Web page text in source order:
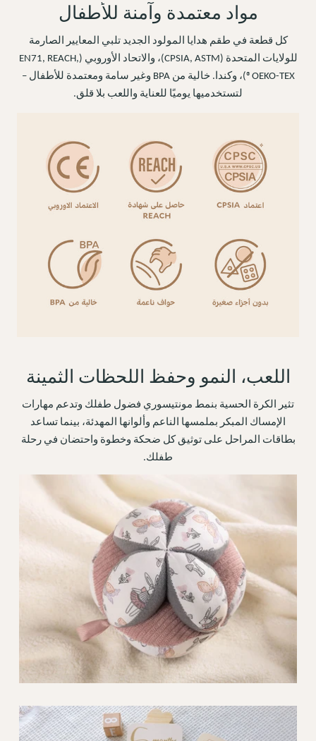
مواد معتمدة وآمنة للأطفال
كل قطعة في طقم هدايا المولود الجديد تلبي المعايير الصارمة
للولايات المتحدة (CPSIA, ASTM)، والاتحاد الأوروبي (EN71, REACH,
OEKO-TEX®)، وكندا. خالية من BPA وغير سامة ومعتمدة للأطفال –
لتستخدميها يوميًا للعناية واللعب بلا قلق.
اللعب، النمو وحفظ اللحظات الثمينة
تثير الكرة الحسية بنمط مونتيسوري فضول طفلك وتدعم مهارات
الإمساك المبكر بملمسها الناعم وألوانها المهدئة، بينما تساعد
بطاقات المراحل على توثيق كل ضحكة وخطوة واحتضان في رحلة
طفلك.